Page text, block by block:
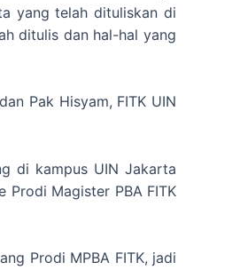
yang telah dituliskan di
ditulis dan hal-hal yang
Pak Hisyam, FITK UIN
di kampus UIN Jakarta
Prodi Magister PBA FITK
Prodi MPBA FITK, jadi